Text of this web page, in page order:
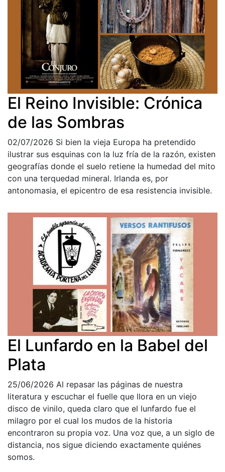
El Reino Invisible: Crónica
de las Sombras
02/07/2026 Si bien la vieja Europa ha pretendido
ilustrar sus esquinas con la luz fría de la razón, existen
geografías donde el suelo retiene la humedad del mito
con una terquedad mineral. Irlanda es, por
antonomasia, el epicentro de esa resistencia invisible.
El Lunfardo en la Babel del
Plata
25/06/2026 Al repasar las páginas de nuestra
literatura y escuchar el fuelle que llora en un viejo
disco de vinilo, queda claro que el lunfardo fue el
milagro por el cual los mudos de la historia
encontraron su propia voz. Una voz que, a un siglo de
distancia, nos sigue diciendo exactamente quiénes
somos.